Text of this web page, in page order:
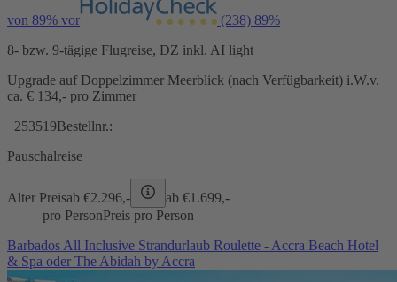
von 89% vor (238) 89%
8- bzw. 9-tägige Flugreise, DZ inkl. AI light
Upgrade auf Doppelzimmer Meerblick (nach Verfügbarkeit) i.W.v.
ca. € 134,- pro Zimmer
253519Bestellnr.:
Pauschalreise
Alter Preisab €2.296,- ab €1.699,-
pro PersonPreis pro Person
Barbados All Inclusive Strandurlaub Roulette - Accra Beach Hotel
& Spa oder The Abidah by Accra